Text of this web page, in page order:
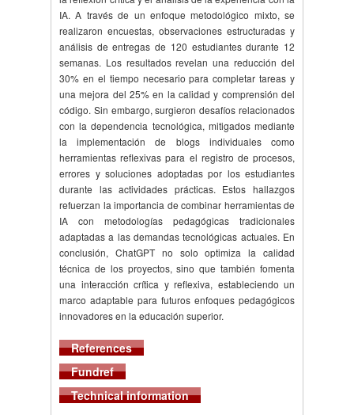
IA. A través de un enfoque metodológico mixto, se
realizaron encuestas, observaciones estructuradas y
análisis de entregas de 120 estudiantes durante 12
semanas. Los resultados revelan una reducción del
30% en el tiempo necesario para completar tareas y
una mejora del 25% en la calidad y comprensión del
código. Sin embargo, surgieron desafíos relacionados
con la dependencia tecnológica, mitigados mediante
la implementación de blogs individuales como
herramientas reflexivas para el registro de procesos,
errores y soluciones adoptadas por los estudiantes
durante las actividades prácticas. Estos hallazgos
refuerzan la importancia de combinar herramientas de
IA con metodologías pedagógicas tradicionales
adaptadas a las demandas tecnológicas actuales. En
conclusión, ChatGPT no solo optimiza la calidad
técnica de los proyectos, sino que también fomenta
una interacción crítica y reflexiva, estableciendo un
marco adaptable para futuros enfoques pedagógicos
innovadores en la educación superior.
References
Fundref
Technical information